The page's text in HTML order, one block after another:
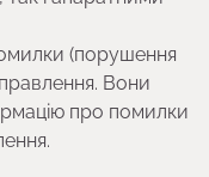
(порушення
Вони
про помилки